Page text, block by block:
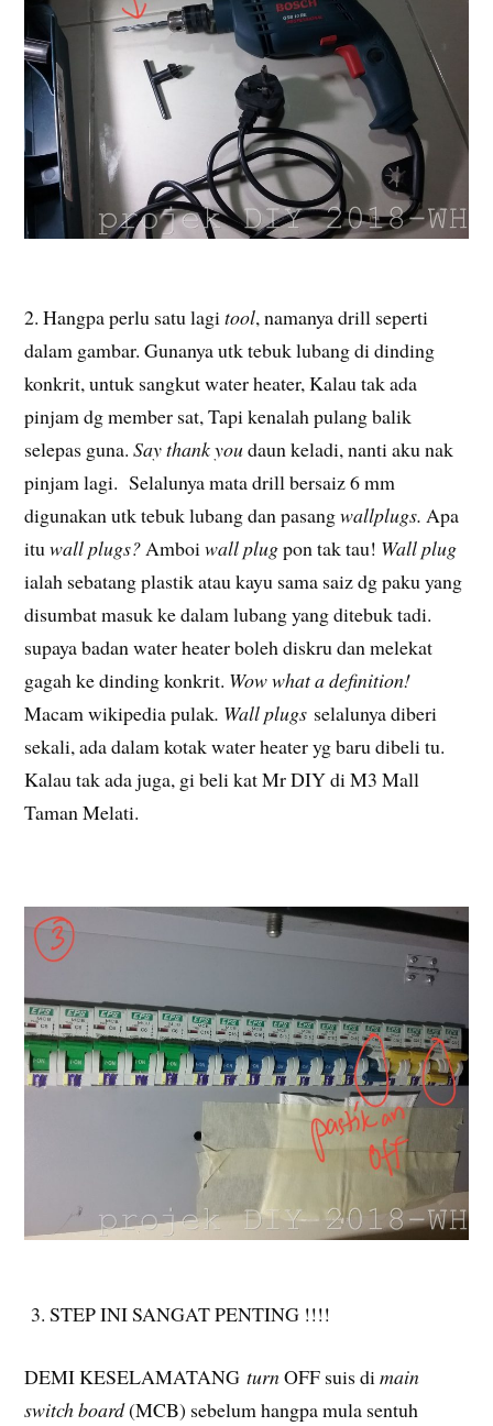
2. Hangpa perlu satu lagitool, namanya drill seperti
dalam gambar. Gunanya utk tebuk lubang di dinding
konkrit, untuk sangkut water heater, Kalau tak ada
pinjam dg member sat, Tapi kenalah pulang balik
selepas guna.Say thank youdaun keladi, nanti aku nak
pinjam lagi. Selalunya mata drill bersaiz 6 mm
digunakan utk tebuk lubang dan pasangwallplugs.Apa
ituwall plugs?Amboiwall plugpon tak tau! Wall plug
ialah sebatang plastik atau kayu sama saiz dg paku yang
disumbat masuk ke dalam lubang yang ditebuk tadi.
supaya badan water heater boleh diskru dan melekat
gagah ke dinding konkrit. Wow what a definition!
Macam wikipedia pulak. Wall plugs selalunya diberi
sekali, ada dalam kotak water heater yg baru dibeli tu.
Kalau tak ada juga, gi beli kat Mr DIY di M3 Mall
Taman Melati.
3. STEP INI SANGAT PENTING !!!!
DEMI KESELAMATANG turnOFF suis dimain
switch board(MCB) sebelum hangpa mula sentuh